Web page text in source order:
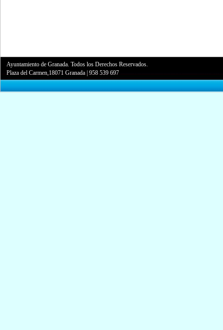
Ayuntamiento de Granada. Todos los Derechos Reservados.
Plaza del Carmen,18071 Granada |958 539 697